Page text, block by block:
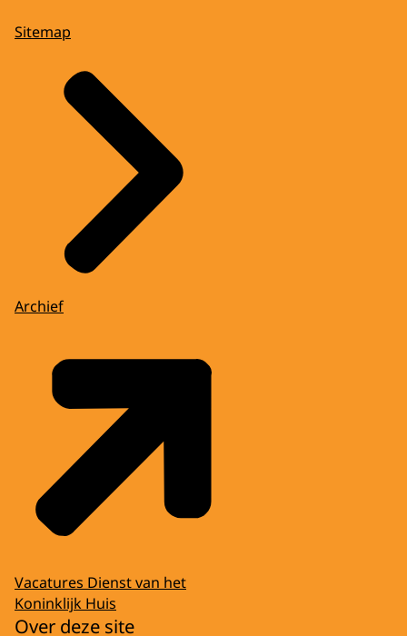
Sitemap
Archief
Vacatures Dienst van het
Koninklijk Huis
Over deze site